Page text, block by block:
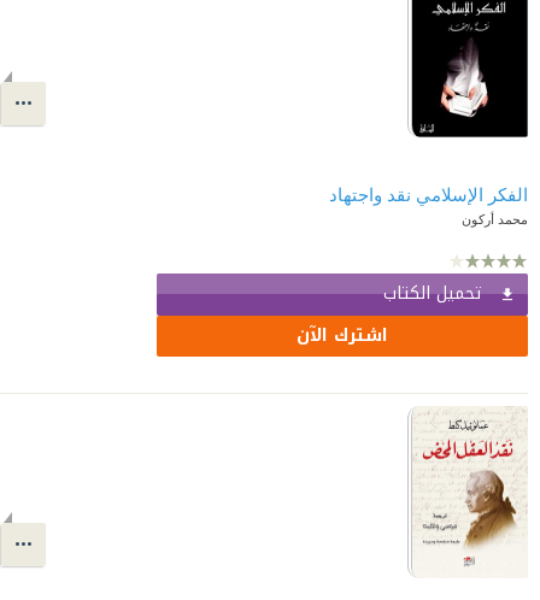
الفكر الإسلامي نقد واجتهاد
محمد أركون
تحميل الكتاب
اشترك الآن